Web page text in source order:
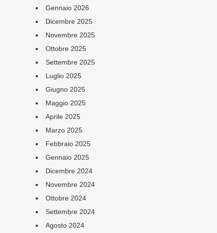
Gennaio 2026
Dicembre 2025
Novembre 2025
Ottobre 2025
Settembre 2025
Luglio 2025
Giugno 2025
Maggio 2025
Aprile 2025
Marzo 2025
Febbraio 2025
Gennaio 2025
Dicembre 2024
Novembre 2024
Ottobre 2024
Settembre 2024
Agosto 2024